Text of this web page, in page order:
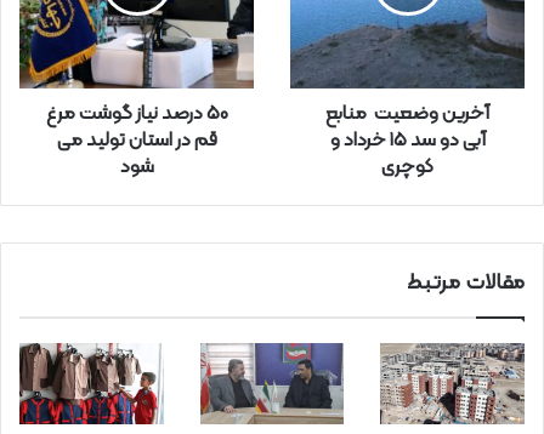
ا
و
ا
ر
آخرین وضعیت منابع
آبی دو سد ۱۵ خرداد و
کوچری
50 درصد نیاز گوشت مرغ
قم در استان تولید می
شود
مقالات مرتبط